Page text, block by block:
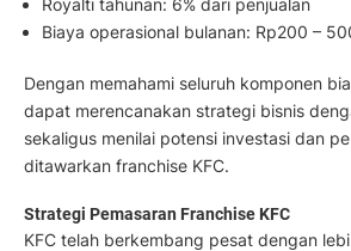
Biaya operasional bulanan: Rp200 –
Dengan memahami seluruh komponen
dapat merencanakan strategi bisnis
sekaligus menilai potensi investasi dan
ditawarkan franchise KFC.
Strategi Pemasaran Franchise KFC
KFC telah berkembang pesat dengan